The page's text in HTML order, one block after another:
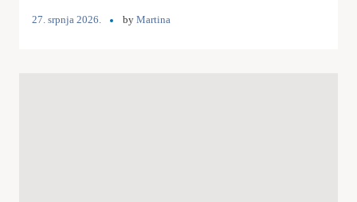
27. srpnja 2026. by Martina